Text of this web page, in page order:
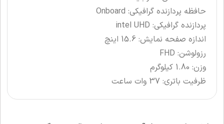
حافظه پردازنده گرافیکی: Onboard
پردازنده گرافیکی: intel UHD
اندازه صفحه نمایش: 15.6 اینچ
رزولوشن: FHD
وزن: 1.80 کیلوگرم
ظرفیت باتری: 37 وات ساعت